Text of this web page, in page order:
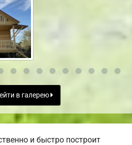
в галерею
и быстро построит